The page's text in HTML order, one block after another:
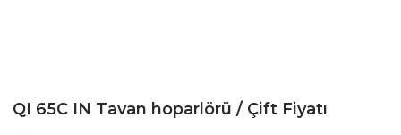
QI 65C IN Tavan hoparlörü / Çift Fiyatı